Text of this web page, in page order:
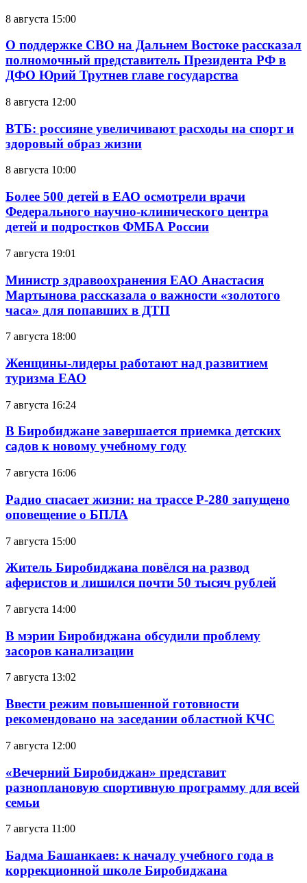
8 августа 15:00
О поддержке СВО на Дальнем Востоке рассказал
полномочный представитель Президента РФ в
ДФО Юрий Трутнев главе государства
8 августа 12:00
ВТБ: россияне увеличивают расходы на спорт и
здоровый образ жизни
8 августа 10:00
Более 500 детей в ЕАО осмотрели врачи
Федерального научно-клинического центра
детей и подростков ФМБА России
7 августа 19:01
Министр здравоохранения ЕАО Анастасия
Мартынова рассказала о важности «золотого
часа» для попавших в ДТП
7 августа 18:00
Женщины-лидеры работают над развитием
туризма ЕАО
7 августа 16:24
В Биробиджане завершается приемка детских
садов к новому учебному году
7 августа 16:06
Радио спасает жизни: на трассе Р-280 запущено
оповещение о БПЛА
7 августа 15:00
Житель Биробиджана повёлся на развод
аферистов и лишился почти 50 тысяч рублей
7 августа 14:00
В мэрии Биробиджана обсудили проблему
засоров канализации
7 августа 13:02
Ввести режим повышенной готовности
рекомендовано на заседании областной КЧС
7 августа 12:00
«Вечерний Биробиджан» представит
разноплановую спортивную программу для всей
семьи
7 августа 11:00
Бадма Башанкаев: к началу учебного года в
коррекционной школе Биробиджана